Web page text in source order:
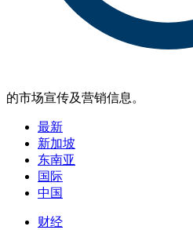
的市场宣传及营销信息。
最新
新加坡
东南亚
国际
中国
财经